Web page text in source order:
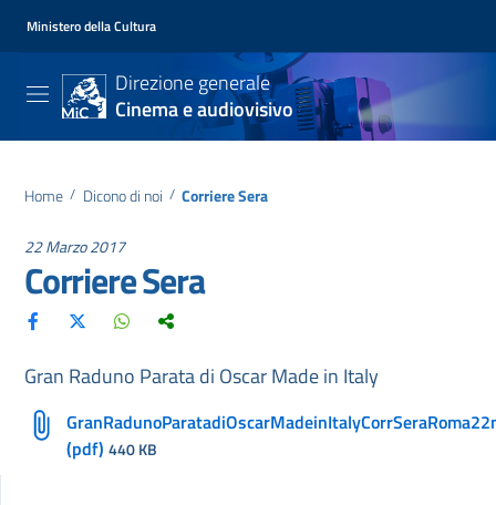
Ministero della Cultura
Direzione generale
Cinema e audiovisivo
Home / Dicono di noi / Corriere Sera
22 Marzo 2017
Corriere Sera
Gran Raduno Parata di Oscar Made in Italy
(pdf) 440 KB